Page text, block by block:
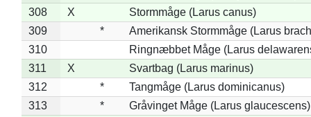
308
X
Stormmåge (Larus canus)
309
*
Amerikansk Stormmåge (Larus
310
Ringnæbbet Måge (Larus
311
X
Svartbag (Larus marinus)
312
*
Tangmåge (Larus dominicanus)
313
*
Gråvinget Måge (Larus glaucescens)